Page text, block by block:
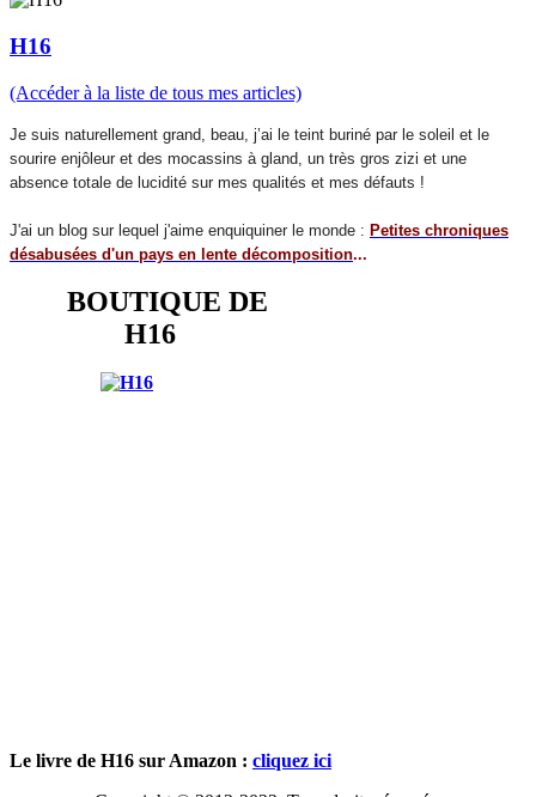
H16
(Accéder à la liste de tous mes articles)
Je suis naturellement grand, beau, j’ai le teint buriné par le soleil et le
sourire enjôleur et des mocassins à gland, un très gros zizi et une
absence totale de lucidité sur mes qualités et mes défauts !
J'ai un blog sur lequel j'aime enquiquiner le monde : Petites chroniques
désabusées d'un pays en lente décomposition...
BOUTIQUE DE
H16
Le livre de H16 sur Amazon : cliquez ici